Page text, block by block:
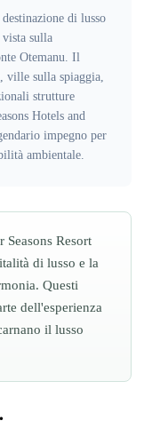
di lusso
sulla
Otemanu. Il
ville sulla spiaggia,
strutture
Hotels and
impegno per
ambientale.
Seasons Resort
di lusso e la
Questi
dell'esperienza
il lusso